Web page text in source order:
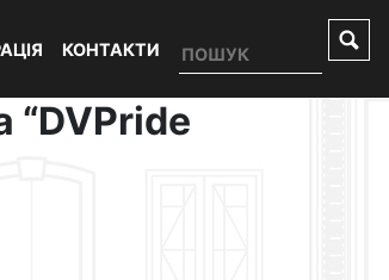
КОНТАКТИ
“DVPride